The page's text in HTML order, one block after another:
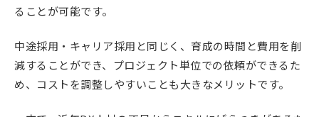
ることが可能です。
中途採用・キャリア採用と同じく、育成の時間と費用を削
減することができ、プロジェクト単位での依頼ができるた
め、コストを調整しやすいことも大きなメリットです。